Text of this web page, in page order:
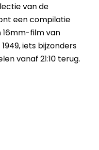
van de
een compilatie
16mm-film van
1949, iets bijzonders
vanaf 21:10 terug.